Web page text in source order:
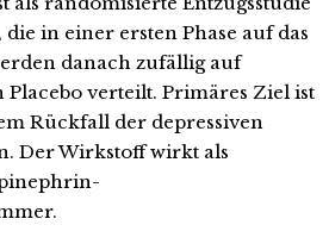
in einer ersten Phase auf das
danach zufällig auf
verteilt. Primäres Ziel ist
Rückfall der depressiven
Der Wirkstoff wirkt als